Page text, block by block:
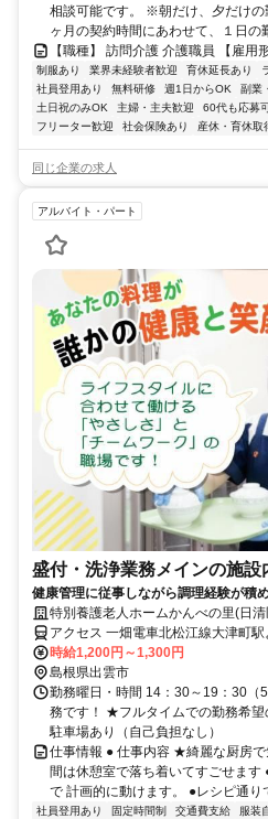
相談可能です。 ※朝だけ、夕だけの
ヶ月の契約時間にあわせて、１日の
【職種】 訪問介護 介護職員 【雇用
制服あり 業界未経験者歓迎 育休延長あり
社員登用あり
無料研修 週1日からOK 副業
土日祝のみOK
主婦・主夫歓迎 60代も応募
フリーター歓迎
社会保険あり 産休・育休取
同じ企業の求人
アルバイト・パート
盛付・洗浄業務メインの施設
健康管理に従事しながら調理経験が積
（パート・アルバイト）求人
特別養護老人ホームかんべの里(日
アクセス 一畑電車北松江線大津町
時給1,200円～1,300円
島根県出雲市
勤務曜日・時間 14：30～19：30（
務です！ ★フルタイムでの勤務希
駐車場あり（自己負担なし）
仕事情報 ● 仕事内容 ★綺麗な厨房
間は休憩室で落ち着いてすごせま
で 計画的に動けます。 ●レシピ通り
社員登用あり 固定時間制 交通費支給 服装